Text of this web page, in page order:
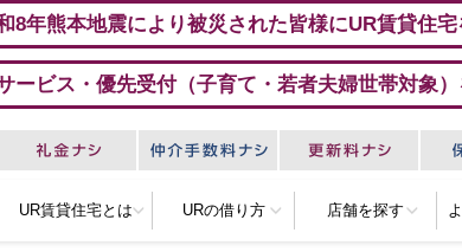
8年熊本地震により被災された皆様にUR賃貸住宅
ービス・優先受付（子育て・若者夫婦世帯対象）
UR賃貸住宅とは URの借り方 店舗を探す